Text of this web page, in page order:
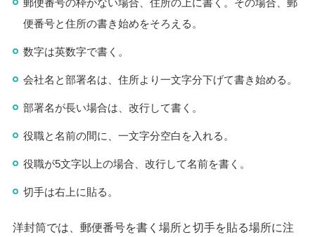
便番号と住所の書き始めをそろえる。
数字は英数字で書く。
会社名と部署名は、住所より一文字分下げて書き始める。
部署名が長い場合は、改行して書く。
役職と名前の間に、一文字分空白を入れる。
役職が5文字以上の場合、改行して名前を書く。
切手は右上に貼る。
洋封筒では、郵便番号を書く場所と切手を貼る場所に注